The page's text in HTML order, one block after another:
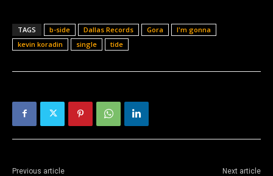
TAGS b-side Dallas Records Gora
I'm gonna
kevin koradin
single tide
Previous article Next article